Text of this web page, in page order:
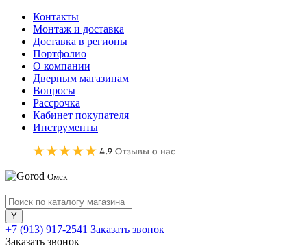
Контакты
Монтаж и доставка
Доставка в регионы
Портфолио
О компании
Дверным магазинам
Вопросы
Рассрочка
Кабинет покупателя
Инструменты
Омск
+7 (913) 917-2541 Заказать звонок
Заказать звонок